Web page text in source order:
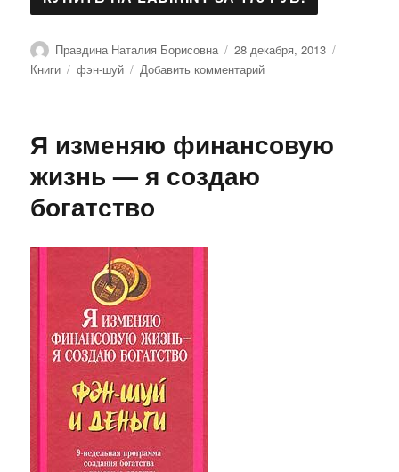
Автор
Правдина Наталия Борисовна Опубликовано
28 декабря, 2013
Книги
Метки
фэн-шуй Добавить комментарийк
и
радости
Я изменяю финансовую
жизнь — я создаю
богатство